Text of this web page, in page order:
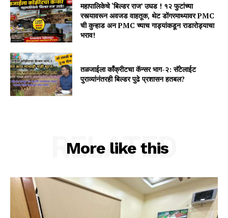
महापालिकेचे ‘बिल्डर राज’ उघड ! १२ फुटांच्या
रस्त्यावरून अवजड वाहतूक, थेट डोंगरमाथ्यावर PMC
ची कुऱ्हाड अन PMC च्याच गाड्यांकडून राडारोड्याचा
भराव!
तळजाईला कॉंक्रीटचा कॅन्सर भाग-२: सॅटेलाईट
पुराव्यांनंतरही बिल्डर पुढे प्रशासन हतबल?
More like this
RELATED